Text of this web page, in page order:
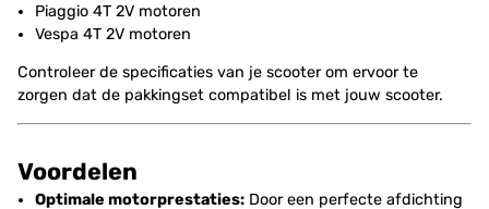
Piaggio 4T 2V motoren
Vespa 4T 2V motoren
Controleer de specificaties van je scooter om ervoor te
zorgen dat de pakkingset compatibel is met jouw scooter.
Voordelen
Optimale motorprestaties: Door een perfecte afdichting